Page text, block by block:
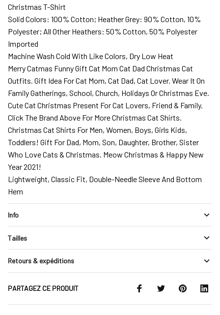
Christmas T-Shirt
Solid Colors: 100% Cotton; Heather Grey: 90% Cotton, 10%
Polyester; All Other Heathers: 50% Cotton, 50% Polyester
Imported
Machine Wash Cold With Like Colors, Dry Low Heat
Merry Catmas Funny Gift Cat Mom Cat Dad Christmas Cat
Outfits. Gift Idea For Cat Mom, Cat Dad, Cat Lover. Wear It On
Family Gatherings, School, Church, Holidays Or Christmas Eve.
Cute Cat Christmas Present For Cat Lovers, Friend & Family.
Click The Brand Above For More Christmas Cat Shirts.
Christmas Cat Shirts For Men, Women, Boys, Girls Kids,
Toddlers! Gift For Dad, Mom, Son, Daughter, Brother, Sister
Who Love Cats & Christmas. Meow Christmas & Happy New
Year 2021!
Lightweight, Classic Fit, Double-Needle Sleeve And Bottom
Hem
Info
Tailles
Retours & expéditions
PARTAGEZ CE PRODUIT